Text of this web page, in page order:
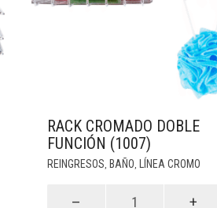
RACK CROMADO DOBLE
FUNCIÓN (1007)
REINGRESOS, BAÑO, LÍNEA CROMO
Cromado